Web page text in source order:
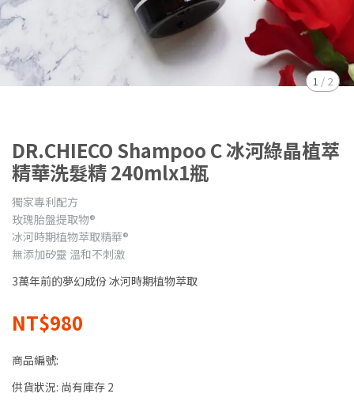
1 / 2
DR.CHIECO Shampoo C 冰河綠晶植萃
精華洗髮精 240mlx1瓶
獨家專利配方
玫瑰胎盤提取物®
冰河時期植物萃取精華®
無添加矽靈 溫和不刺激
3萬年前的夢幻成份 冰河時期植物萃取
NT$980
商品編號:
供貨狀況: 尚有庫存 2